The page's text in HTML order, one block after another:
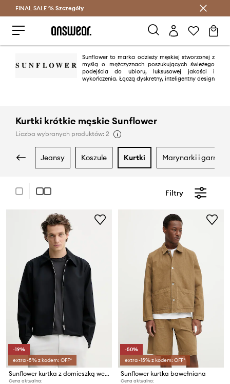
Oszczędzaj z Answear Club >
FINAL SALE % Szczegóły
Sunflower to marka odzieży męskiej stworzonej z
myślą o mężczyznach poszukujących świeżego
podejścia do ubioru, luksusowej jakości i
wykończenia. Łączą dyskretny, inteligentny design
Kurtki krótkie męskie Sunflower
Liczba wybranych produktów: 2
jeansy koszule kurtki marynarki i
Filtry
-19%
extra -5% z kodem: OFF*
Sunflower kurtka z domieszką wełny
Cena aktualna:
-50%
extra -15% z kodem: OFF*
Sunflower kurtka bawełniana
Cena aktualna: